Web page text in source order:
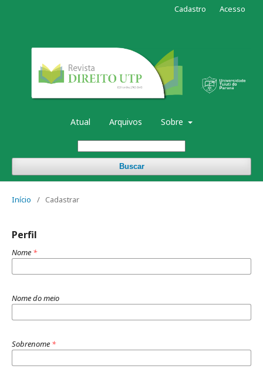
Atual Arquivos Sobre
Buscar
Cadastro Acesso
Início / Cadastrar
Perfil
Nome *
Nome do meio
Sobrenome *